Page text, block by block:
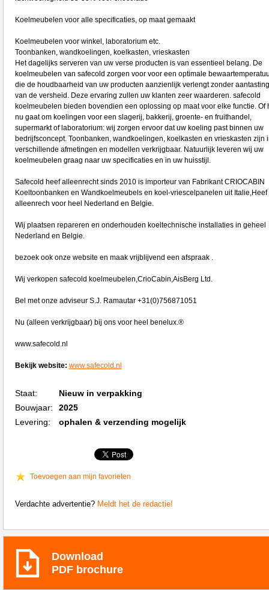
Koelmeubelen voor alle specificaties, op maat gemaakt
Koelmeubelen voor winkel, laboratorium etc.
Toonbanken, wandkoelingen, koelkasten, vrieskasten
Het dagelijks serveren van uw verse producten is van essentieel belang. De
koelmeubelen van safecold zorgen voor voor een optimale
die de houdbaarheid van uw producten aanzienlijk verlengt zonder aantasting
van de versheid. Deze ervaring zullen uw klanten zeer waarderen. safecold
koelmeubelen bieden bovendien een oplossing op maat voor elke functie. Of
nu gaat om koelingen voor een slagerij, bakkerij, groente- en fruithandel,
supermarkt of laboratorium: wij zorgen ervoor dat uw koeling past binnen uw
bedrijfsconcept. Toonbanken, wandkoelingen, koelkasten en vrieskasten zijn
verschillende afmetingen en modellen verkrijgbaar. Natuurlijk leveren wij uw
koelmeubelen graag naar uw specificaties en in uw huisstijl.
Safecold heef alleenrecht sinds 2010 is importeur van Fabrikant CRIOCABIN
Koeltoonbanken en Wandkoelmeubels en koel-vriescelpanelen uit Italie,Heef
alleenrech voor heel Nederland en Belgie.
Wij plaatsen repareren en onderhouden koeltechnische installaties in geheel
Nederland en Belgie.
bezoek ook onze website en maak vrijblijvend een afspraak .
Wij verkopen safecold koelmeubelen,CrioCabin,AisBerg Ltd.
Bel met onze adviseur S.J. Ramautar +31(0)756871051
Nu (alleen verkrijgbaar) bij ons voor heel benelux.®
www.safecold.nl
Bekijk website: www.safecold.nl
Staat:
Nieuw in verpakking
Bouwjaar:
2025
Levering:
ophalen & verzending mogelijk
Toevoegen aan mijn favorieten
Verdachte advertentie? Meldt het de redactie!
Download
PDF brochure